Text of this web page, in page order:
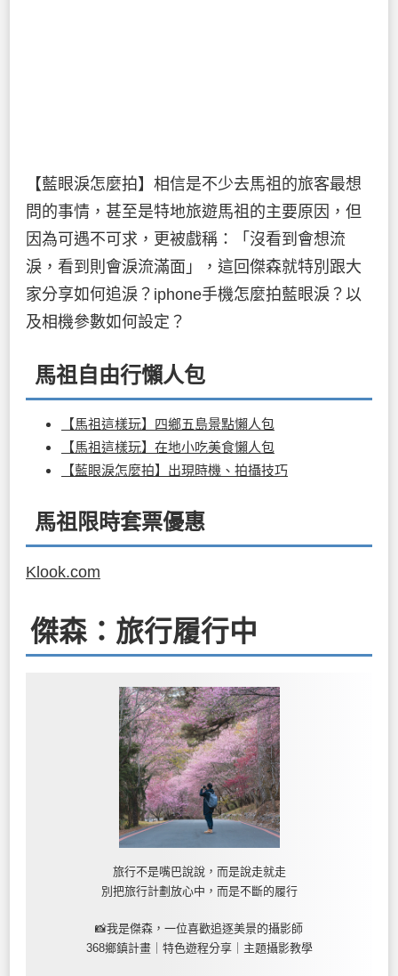
【藍眼淚怎麼拍】相信是不少去馬祖的旅客最想
問的事情，甚至是特地旅遊馬祖的主要原因，但
因為可遇不可求，更被戲稱：「沒看到會想流
淚，看到則會淚流滿面」，這回傑森就特別跟大
家分享如何追淚？iphone手機怎麼拍藍眼淚？以
及相機參數如何設定？
馬祖自由行懶人包
【馬祖這樣玩】四鄉五島景點懶人包
【馬祖這樣玩】在地小吃美食懶人包
【藍眼淚怎麼拍】出現時機、拍攝技巧
馬祖限時套票優惠
Klook.com
傑森：旅行履行中
旅行不是嘴巴說說，而是說走就走
別把旅行計劃放心中，而是不斷的履行
📸我是傑森，一位喜歡追逐美景的攝影師
368鄉鎮計畫｜特色遊程分享｜主題攝影教學